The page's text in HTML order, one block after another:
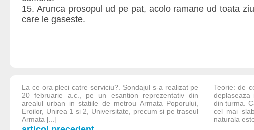
15. Arunca prosopul ud pe pat, acolo ramane ud toata
care le gaseste.
La ce ora pleci catre serviciu?. Sondajul s-a realizat pe
20 februarie a.c., pe un esantion reprezentativ din
arealul urban in statiile de metrou Armata Poporului,
Eroilor, Unirea 1 si 2, Universitate, precum si pe traseul
Armata [...]
Teorie: de
deplaseaza
din turma.
cel mai
naturala